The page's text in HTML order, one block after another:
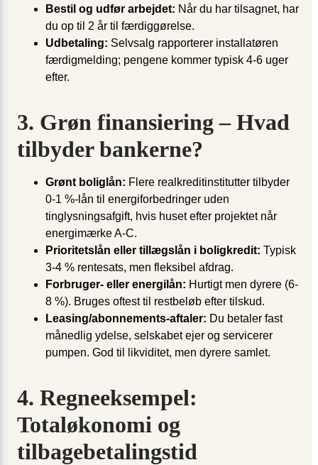
Bestil og udfør arbejdet: Når du har tilsagnet, har
du op til 2 år til færdiggørelse.
Udbetaling: Selvsalg rapporterer installatøren
færdigmelding; pengene kommer typisk 4-6 uger
efter.
3. Grøn finansiering – Hvad
tilbyder bankerne?
Grønt boliglån: Flere realkreditinstitutter tilbyder
0-1 %-lån til energiforbedringer uden
tinglysningsafgift, hvis huset efter projektet når
energimærke A-C.
Prioritetslån eller tillægslån i boligkredit: Typisk
3-4 % rentesats, men fleksibel afdrag.
Forbruger- eller energilån: Hurtigt men dyrere (6-
8 %). Bruges oftest til restbeløb efter tilskud.
Leasing/abonnements-aftaler: Du betaler fast
månedlig ydelse, selskabet ejer og servicerer
pumpen. God til likviditet, men dyrere samlet.
4. Regneeksempel:
Totaløkonomi og
tilbagebetalingstid